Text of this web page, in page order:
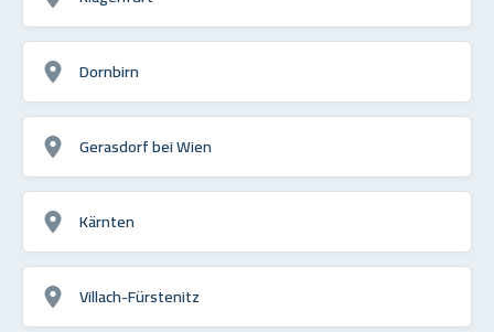
Dornbirn
Gerasdorf bei Wien
Kärnten
Villach-Fürstenitz